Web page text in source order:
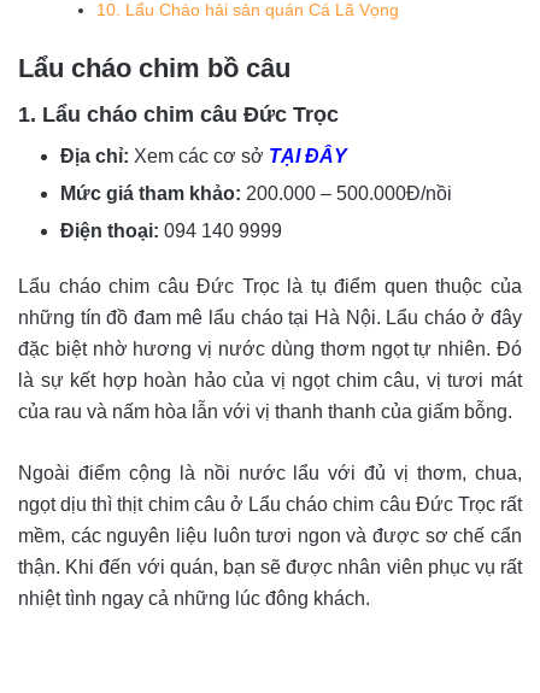
10. Lẩu Cháo hải sản quán Cá Lã Vọng
Lẩu cháo chim bồ câu
1. Lẩu cháo chim câu Đức Trọc
Địa chỉ: Xem các cơ sở TẠI ĐÂY
Mức giá tham khảo: 200.000 – 500.000Đ/nồi
Điện thoại: 094 140 9999
Lẩu cháo chim câu Đức Trọc là tụ điểm quen thuộc của
những tín đồ đam mê lẩu cháo tại Hà Nội. Lẩu cháo ở đây
đặc biệt nhờ hương vị nước dùng thơm ngọt tự nhiên. Đó
là sự kết hợp hoàn hảo của vị ngọt chim câu, vị tươi mát
của rau và nấm hòa lẫn với vị thanh thanh của giấm bỗng.
Ngoài điểm cộng là nồi nước lẩu với đủ vị thơm, chua,
ngọt dịu thì thịt chim câu ở Lẩu cháo chim câu Đức Trọc rất
mềm, các nguyên liệu luôn tươi ngon và được sơ chế cẩn
thận. Khi đến với quán, bạn sẽ được nhân viên phục vụ rất
nhiệt tình ngay cả những lúc đông khách.